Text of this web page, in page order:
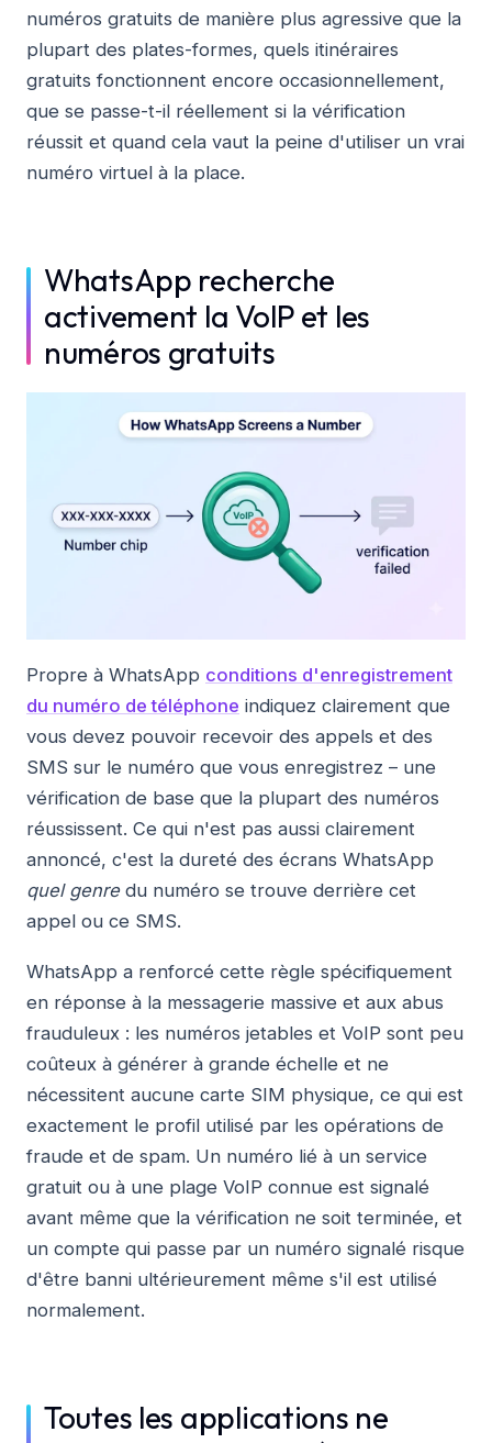
numéros gratuits de manière plus agressive que la
plupart des plates-formes, quels itinéraires
gratuits fonctionnent encore occasionnellement,
que se passe-t-il réellement si la vérification
réussit et quand cela vaut la peine d'utiliser un vrai
numéro virtuel à la place.
WhatsApp recherche
activement la VoIP et les
numéros gratuits
Propre à WhatsApp conditions d'enregistrement
du numéro de téléphone indiquez clairement que
vous devez pouvoir recevoir des appels et des
SMS sur le numéro que vous enregistrez – une
vérification de base que la plupart des numéros
réussissent. Ce qui n'est pas aussi clairement
annoncé, c'est la dureté des écrans WhatsApp
quel genredu numéro se trouve derrière cet
appel ou ce SMS.
WhatsApp a renforcé cette règle spécifiquement
en réponse à la messagerie massive et aux abus
frauduleux : les numéros jetables et VoIP sont peu
coûteux à générer à grande échelle et ne
nécessitent aucune carte SIM physique, ce qui est
exactement le profil utilisé par les opérations de
fraude et de spam. Un numéro lié à un service
gratuit ou à une plage VoIP connue est signalé
avant même que la vérification ne soit terminée, et
un compte qui passe par un numéro signalé risque
d'être banni ultérieurement même s'il est utilisé
normalement.
Toutes les applications ne